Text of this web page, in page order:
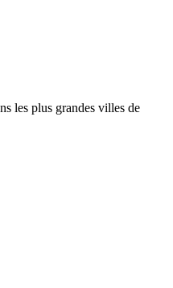
les plus grandes villes de